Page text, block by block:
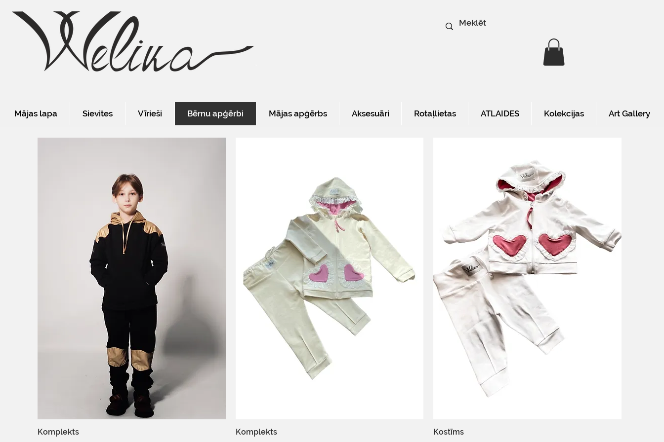
Mājas lapa Sievites Vīrieši Bērnu apģērbi Mājas apģērbs Aksesuāri Rotaļlietas ATLAIDES Kolekcijas Art Gallery
Komplekts Komplekts Kostīms